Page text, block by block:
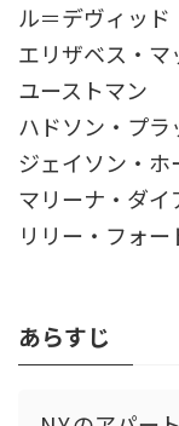
ル＝デヴィッド
エリザベス・マ
ユーストマン
ハドソン・プラ
ジェイソン・ホ
マリーナ・ダイ
リリー・フォ
あらすじ